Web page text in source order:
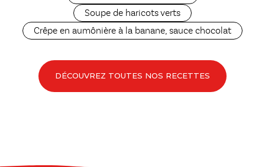
Soupe de haricots verts
Crêpe en aumônière à la banane, sauce chocolat
DÉCOUVREZ TOUTES NOS RECETTES